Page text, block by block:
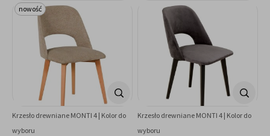
Krzesło drewniane MONTI 4 | Kolor do
wyboru
nowość
Krzesło drewniane MONTI 4 | Kolor do
wyboru